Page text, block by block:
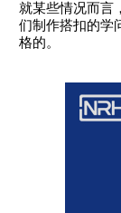
就某些情况而言
们制作搭扣的学
格的。